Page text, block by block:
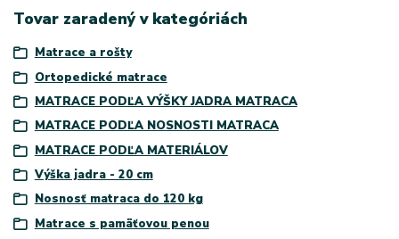
Tovar zaradený v kategóriách
Matrace a rošty
Ortopedické matrace
MATRACE PODĽA VÝŠKY JADRA MATRACA
MATRACE PODĽA NOSNOSTI MATRACA
MATRACE PODĽA MATERIÁLOV
Výška jadra - 20 cm
Nosnosť matraca do 120 kg
Matrace s pamäťovou penou